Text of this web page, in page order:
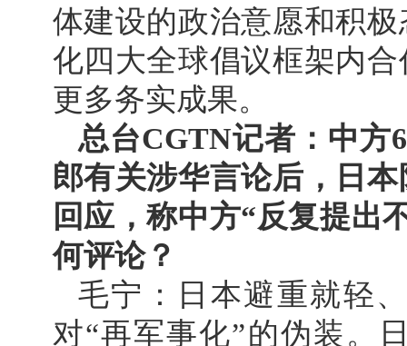
体建设的政治意愿和积
化四大全球倡议框架内
更多务实成果。
总台CGTN记者：中方
郎有关涉华言论后，日
回应，称中方“反复提出
何评论？
毛宁：日本避重就轻
对“再军事化”的伪装。